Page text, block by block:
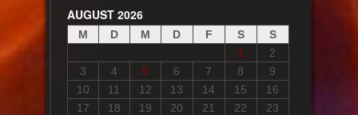
AUGUST 2026
M D M D F S
S
1
2
3
4 5 6 7 8
9
10
11 12 13 14 15
16
17
18 19 20 21 22
23